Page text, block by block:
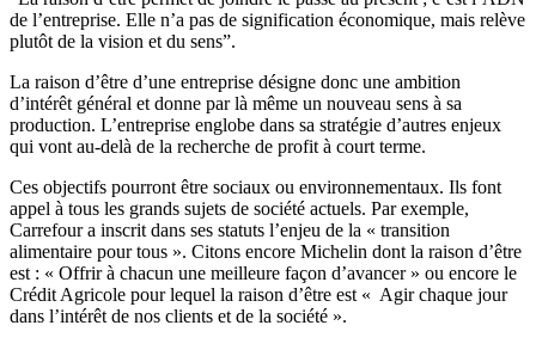
de l’entreprise. Elle n’a pas de signification économique, mais relève
plutôt de la vision et du sens”.
La raison d’être d’une entreprise désigne donc une ambition
d’intérêt général et donne par là même un nouveau sens à sa
production. L’entreprise englobe dans sa stratégie d’autres enjeux
qui vont au-delà de la recherche de profit à court terme.
Ces objectifs pourront être sociaux ou environnementaux. Ils font
appel à tous les grands sujets de société actuels. Par exemple,
Carrefour a inscrit dans ses statuts l’enjeu de la « transition
alimentaire pour tous ». Citons encore Michelin dont la raison d’être
est : « Offrir à chacun une meilleure façon d’avancer » ou encore le
Crédit Agricole pour lequel la raison d’être est « Agir chaque jour
dans l’intérêt de nos clients et de la société ».